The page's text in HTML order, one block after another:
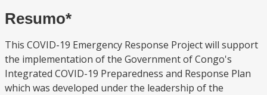
Resumo*
This COVID-19 Emergency Response Project will support
the implementation of the Government of Congo's
Integrated COVID-19 Preparedness and Response Plan
which was developed under the leadership of the